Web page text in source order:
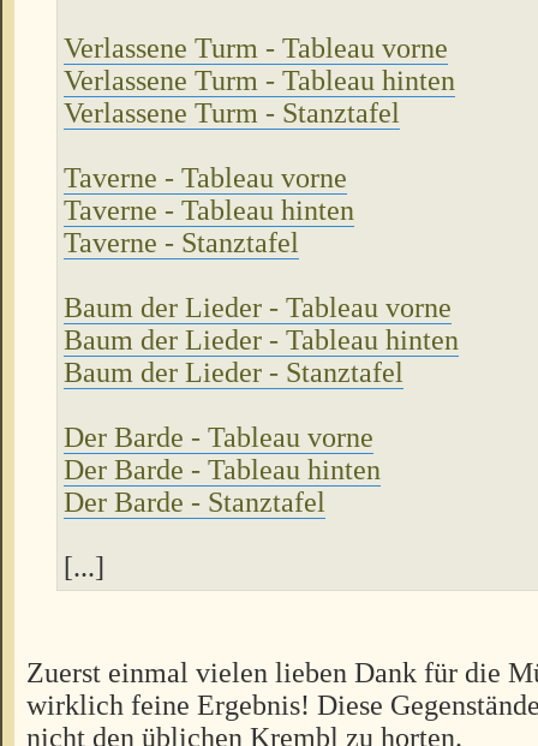
Verlassene Turm - Tableau vorne
Verlassene Turm - Tableau hinten
Verlassene Turm - Stanztafel
Taverne - Tableau vorne
Taverne - Tableau hinten
Taverne - Stanztafel
Baum der Lieder - Tableau vorne
Baum der Lieder - Tableau hinten
Baum der Lieder - Stanztafel
Der Barde - Tableau vorne
Der Barde - Tableau hinten
Der Barde - Stanztafel
[...]
Zuerst einmal vielen lieben Dank für die
wirklich feine Ergebnis! Diese
nicht den üblichen Krembl zu horten.